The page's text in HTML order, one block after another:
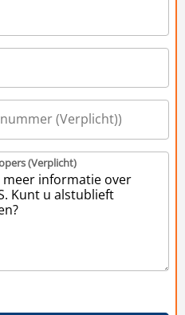
(Verplicht)